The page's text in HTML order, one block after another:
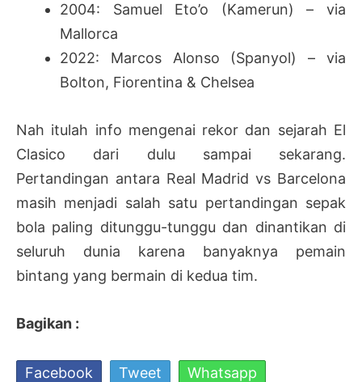
2004: Samuel Eto’o (Kamerun) – via
Mallorca
2022: Marcos Alonso (Spanyol) – via
Bolton, Fiorentina & Chelsea
Nah itulah info mengenai rekor dan sejarah El
Clasico dari dulu sampai sekarang.
Pertandingan antara Real Madrid vs Barcelona
masih menjadi salah satu pertandingan sepak
bola paling ditunggu-tunggu dan dinantikan di
seluruh dunia karena banyaknya pemain
bintang yang bermain di kedua tim.
Bagikan :
Facebook Tweet Whatsapp